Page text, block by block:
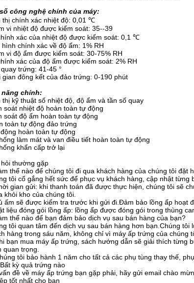
công nghệ chính của máy:
thị chính xác nhiệt độ: 0,01 ℃
vi nhiệt độ được kiểm soát: 35--39
xác của nhiệt độ được kiểm soát: 0,1 ℃
hình chính xác về độ ẩm: 1% RH
vi độ ẩm được kiểm soát: 30-75% RH
xác của độ ẩm được kiểm soát: 2% RH
trứng: 41-45 °
gian đông kết của đảo trứng: 0-190 phút
năng chính:
thị kỹ thuật số nhiệt độ, độ ẩm và tần số quay
soát nhiệt độ hoàn toàn tự động
soát độ ẩm hoàn toàn tự động
toàn tự động đảo trứng
hoàn toàn tự động
làm mát và van điều tiết hoàn toàn tự động
khẩn cấp trở lại
thường gặp
thế nào để chúng tôi đi qua khách hàng của chúng tôi đặt
tôi cố gắng hết sức để phục vụ khách hàng, cập nhật
gian gửi: khi thanh toán đã được thực hiện, chúng tôi sẽ
khỏi kho của chúng tôi.
ấm sẽ được kiểm tra trước khi gửi đi.Đảm bảo lồng ấp hoạt
liệu đóng gói lồng ấp: lồng ấp được đóng gói trong thùng
thế nào để bạn đảm bảo dịch vụ sau bán hàng của bạn?
tôi quan tâm đến dịch vụ sau bán hàng hơn bạn.Chúng tôi
hàng trong sáu năm, không chỉ vì máy ấp trứng của
bạn mua máy ấp trứng, sách hướng dẫn sẽ giải thích từng
quan trọng.
tôi bảo hành 1 năm cho tất cả các phụ tùng thay thế,
kỳ quả trứng nào
đề về máy ấp trứng bạn gặp phải, hãy gửi email chào
tốt nhất cho bạn